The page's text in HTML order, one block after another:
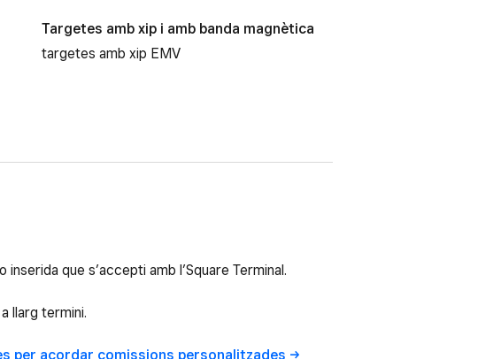
Targetes amb xip i amb banda magnètica
targetes amb xip EMV
que s’accepti amb l’Square Terminal.
llarg termini.
per acordar comissions personalitzades